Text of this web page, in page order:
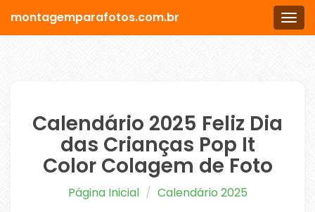
Menu
montagemparafotos.com.br
Calendário 2025 Feliz Dia
das Crianças Pop It
Color Colagem de Foto
Página Inicial
Calendário 2025